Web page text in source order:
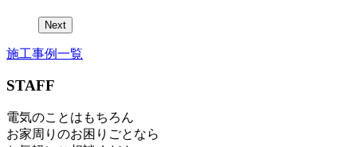
Next
施工事例一覧
STAFF
電気のことはもちろん
お家周りのお困りごとなら